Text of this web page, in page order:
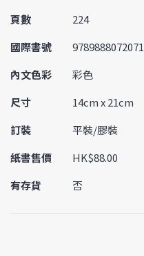
頁數
224
國際書號
9789888072071
內文色彩
彩色
尺寸
14cm x 21cm
訂裝
平裝/膠裝
紙書售價
HK$88.00
有存貨
否